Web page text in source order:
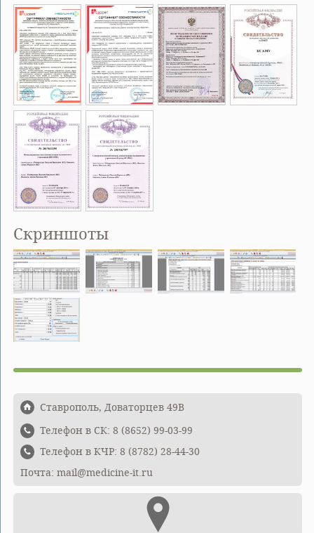
Скриншоты
Ставрополь, Доваторцев 49В
Телефон в СК: 8 (8652) 99-03-99
Телефон в КЧР: 8 (8782) 28-44-30
Почта: mail@medicine-it.ru